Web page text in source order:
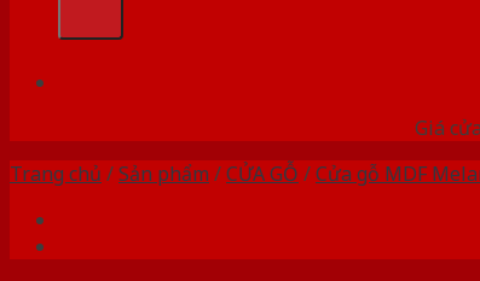
Giá
Trang chủ /Sản phẩm /CỬA GỖ /Cửa gỗ MDF